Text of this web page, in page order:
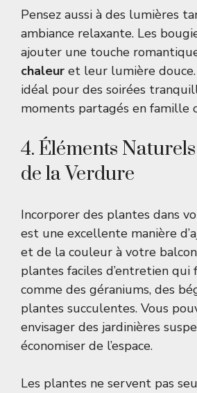
Pensez aussi à des lumières
ambiance relaxante. Les
ajouter une touche
chaleur et leur lumière
idéal pour des soirées
moments partagés en famille
4. Éléments
de la Verdure
Incorporer des plantes dans
est une excellente manière
et de la couleur à votre
plantes faciles d’entretien qui
comme des géraniums, des
plantes succulentes. Vous
envisager des jardinières
économiser de l’espace.
Les plantes ne servent pas